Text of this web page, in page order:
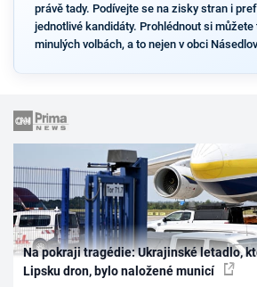
právě tady. Podívejte se na zisky stran i
jednotlivé kandidáty. Prohlédnout si můžete
minulých volbách, a to nejen v obci
Na pokraji tragédie: Ukrajinské letadlo,
Lipsku dron, bylo naložené municí